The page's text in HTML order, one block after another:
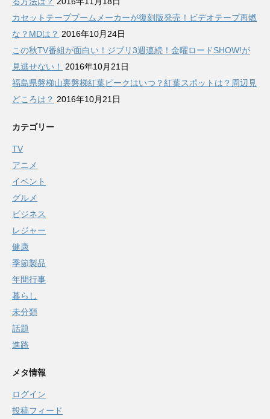
カセットテープブームメーカーが復刻版発売！ビデオテープ再燃
な？MDは？ 2016年10月24日
この秋TV番組が面白い！ジブリ3週連続！金曜ロードSHOW!が
見逃せない！
2016年10月21日
福島県磐梯山裏磐梯紅葉ピークはいつ？紅葉スポットは？周辺見
どころは？ 2016年10月21日
カテゴリー
TV
アニメ
イベント
グルメ
ビジネス
レジャー
健康
季節製品
年間行事
暮らし
未分類
話題
進路
メタ情報
ログイン
投稿フィード